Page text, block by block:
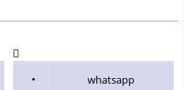
whatsapp